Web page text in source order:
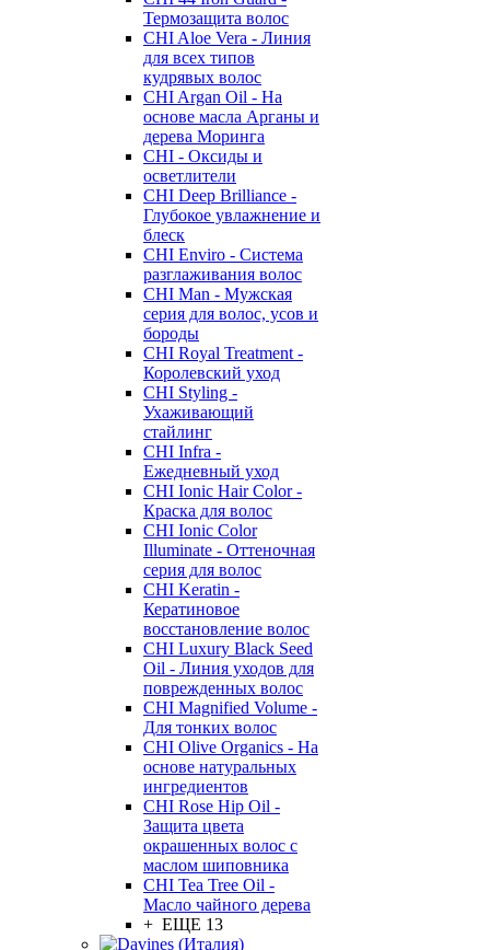
Термозащита волос
CHI Aloe Vera - Линия
для всех типов
кудрявых волос
CHI Argan Oil - На
основе масла Арганы и
дерева Моринга
CHI - Оксиды и
осветлители
CHI Deep Brilliance -
Глубокое увлажнение и
блеск
CHI Enviro - Система
разглаживания волос
CHI Man - Мужская
серия для волос, усов и
бороды
CHI Royal Treatment -
Королевский уход
CHI Styling -
Ухаживающий
стайлинг
CHI Infra -
Ежедневный уход
CHI Ionic Hair Color -
Краска для волос
CHI Ionic Color
Illuminate - Оттеночная
серия для волос
CHI Keratin -
Кератиновое
восстановление волос
CHI Luxury Black Seed
Oil - Линия уходов для
поврежденных волос
CHI Magnified Volume -
Для тонких волос
CHI Olive Organics - На
основе натуральных
ингредиентов
CHI Rose Hip Oil -
Защита цвета
окрашенных волос с
маслом шиповника
CHI Tea Tree Oil -
Масло чайного дерева
+ ЕЩЕ 13